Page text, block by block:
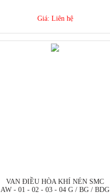
Giá: Liên hệ
VAN ĐIỀU HÒA KHÍ NÉN SMC
AW - 01 - 02 - 03 - 04 G / BG / BDG